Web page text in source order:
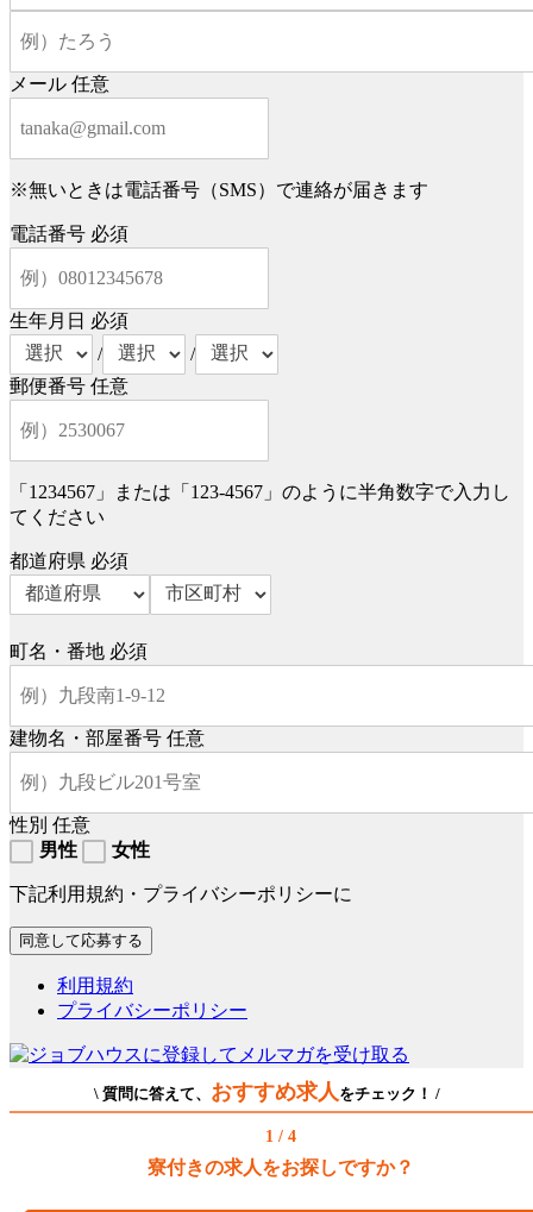
メール 任意
※無いときは電話番号（SMS）で連絡が届きます
電話番号 必須
生年月日 必須
/
/
郵便番号 任意
「1234567」または「123-4567」のように半角数字で入力し
てください
都道府県 必須
町名・番地 必須
建物名・部屋番号 任意
性別 任意
男性
女性
下記利用規約・プライバシーポリシーに
利用規約
プライバシーポリシー
\ 質問に答えて、 おすすめ求人 をチェック！ /
1 / 4
寮付きの求人をお探しですか？